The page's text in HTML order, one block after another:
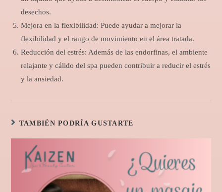
desechos.
Mejora en la flexibilidad: Puede ayudar a mejorar la
flexibilidad y el rango de movimiento en el área tratada.
Reducción del estrés: Además de las endorfinas, el ambiente
relajante y cálido del spa pueden contribuir a reducir el estrés
y la ansiedad.
TAMBIÉN PODRÍA GUSTARTE